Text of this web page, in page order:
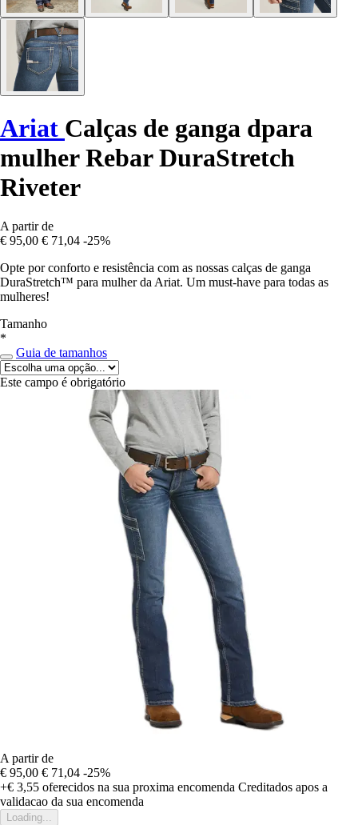
Ariat Calças de ganga dpara
mulher Rebar DuraStretch
Riveter
A partir de
€ 95,00 € 71,04 -25%
Opte por conforto e resistência com as nossas calças de ganga
DuraStretch™ para mulher da Ariat. Um must-have para todas as
mulheres!
Tamanho
*
Guia de tamanhos
Este campo é obrigatório
A partir de
€ 95,00 € 71,04 -25%
+€ 3,55 oferecidos na sua proxima encomenda Creditados apos a
validacao da sua encomenda
Loading...